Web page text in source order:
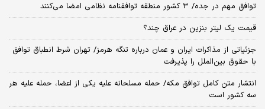
توافق مهم در جده/ ۳ کشور منطقه توافقنامه نظامی امضا می‌کنند
قیمت یک لیتر بنزین در عراق چند؟
جزئیاتی از مذاکرات ایران و عمان درباره تنگه هرمز/ تهران شرط انطباق توافق
با حقوق بین‌الملل را پذیرفت
انتشار متن کامل توافق مکه/ حمله مسلحانه علیه یکی از اعضا، حمله علیه هر
سه کشور است